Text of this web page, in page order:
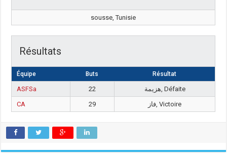
sousse, Tunisie
Résultats
Équipe Buts Résultat
ASFSa 22
هزيمة, Défaite
CA
29 فاز, Victoire